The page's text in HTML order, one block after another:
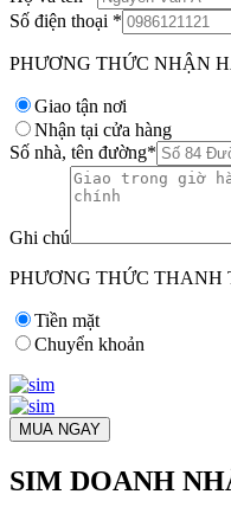
Số điện thoại *
PHƯƠNG THỨC NHẬN
Giao tận nơi
Nhận tại cửa hàng
Số nhà, tên đường*
Ghi chú
PHƯƠNG THỨC THANH
Tiền mặt
Chuyển khoản
MUA NGAY
SIM DOANH